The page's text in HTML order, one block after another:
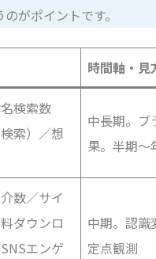
がポイントです。
時間軸・見
検索数
索）／想
中長期。ブ
果。半期〜
数／サイ
ダウンロ
エンゲ
中期。認識
定点観測